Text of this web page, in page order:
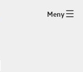
Meny